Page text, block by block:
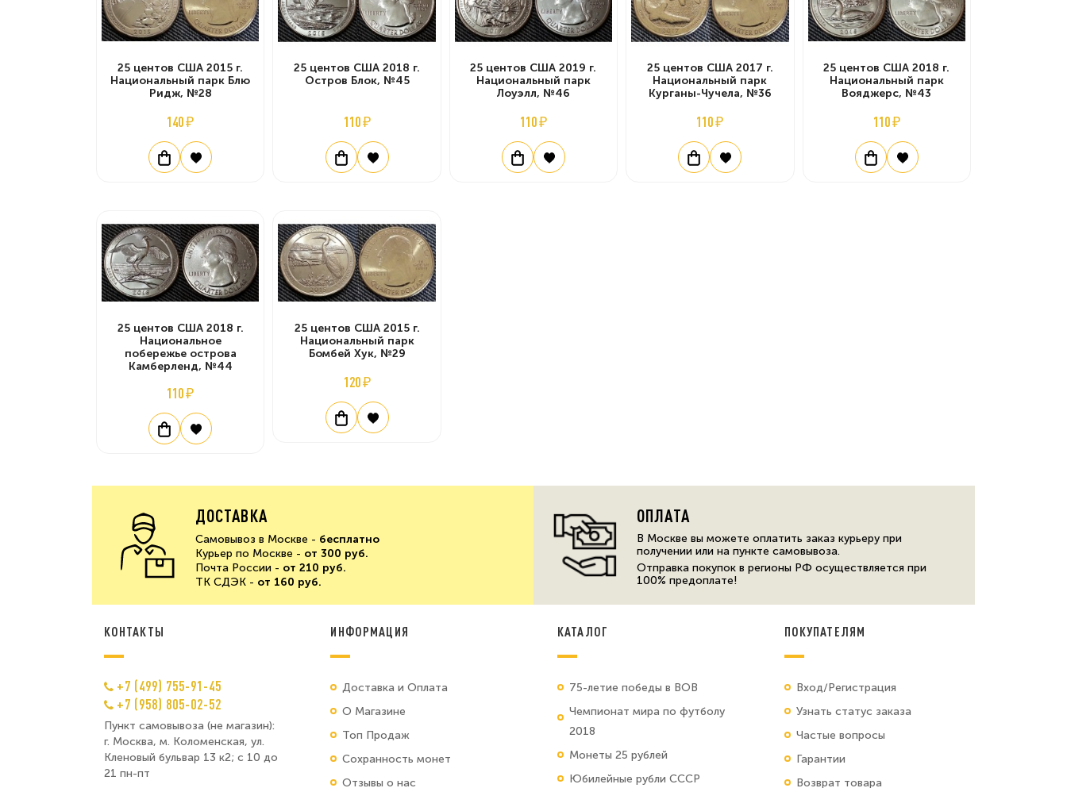
25 центов США 2015 г.
Национальный парк Блю
Ридж, №28
140 ₽
25 центов США 2018 г.
Остров Блок, №45
110 ₽
25 центов США 2019 г.
Национальный парк
Лоуэлл, №46
110 ₽
25 центов США 2017 г.
Национальный парк
Курганы-Чучела, №36
110 ₽
25 центов США 2018 г.
Национальный парк
Вояджерс, №43
110 ₽
25 центов США 2018 г.
Национальное
побережье острова
Камберленд, №44
110 ₽
25 центов США 2015 г.
Национальный парк
Бомбей Хук, №29
120 ₽
ДОСТАВКА
Самовывоз в Москве - бесплатно
Курьер по Москве - от 300 руб.
Почта России - от 210 руб.
ТК СДЭК - от 160 руб.
ОПЛАТА
В Москве вы можете оплатить заказ курьеру при
получении или на пункте самовывоза.
Отправка покупок в регионы РФ осуществляется при
100% предоплате!
КОНТАКТЫ
+7 (499) 755-91-45
+7 (958) 805-02-52
Пункт самовывоза (не магазин):
г. Москва, м. Коломенская, ул.
Кленовый бульвар 13 к2; с 10 до
21 пн-пт
ИНФОРМАЦИЯ
Доставка и Оплата
О Магазине
Топ Продаж
Сохранность монет
Отзывы о нас
КАТАЛОГ
75-летие победы в ВОВ
Чемпионат мира по футболу
2018
Монеты 25 рублей
Юбилейные рубли СССР
ПОКУПАТЕЛЯМ
Вход/Регистрация
Узнать статус заказа
Частые вопросы
Гарантии
Возврат товара